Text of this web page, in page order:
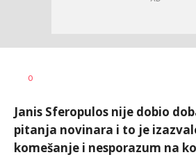
AUTOR
0
Janis Sferopulos nije dobio
pitanja novinara i to je
komešanje i nesporazum na